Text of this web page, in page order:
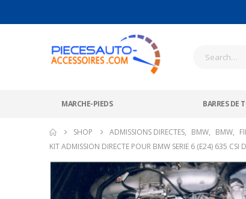
MARCHE-PIEDS BARRES DE
SHOP ADMISSIONS DIRECTES, BMW, BMW,
KIT ADMISSION DIRECTE POUR BMW SERIE 6 (E24) 635